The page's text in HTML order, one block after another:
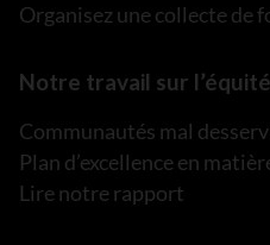
Organisez une collecte de
Notre travail sur
Communautés mal
Plan d’excellence en
Lire notre rapport